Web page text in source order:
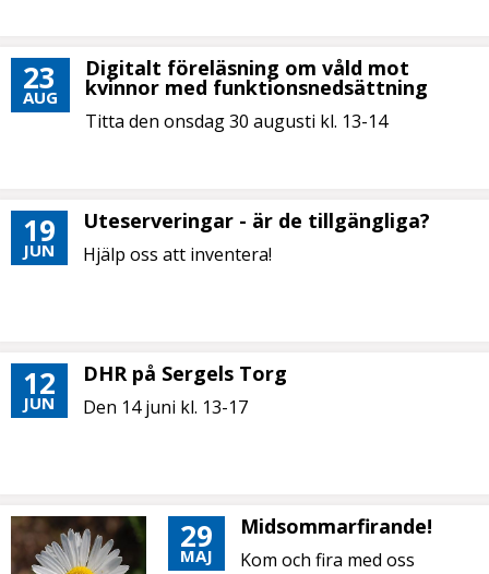
23
AUG
Digitalt föreläsning om våld mot
kvinnor med funktionsnedsättning
Titta den onsdag 30 augusti kl. 13-14
19
JUN
Uteserveringar - är de tillgängliga?
Hjälp oss att inventera!
12
JUN
DHR på Sergels Torg
Den 14 juni kl. 13-17
29
MAJ
Midsommarfirande!
Kom och fira med oss